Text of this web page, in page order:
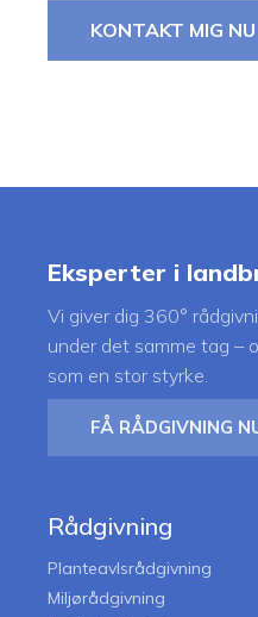
KONTAKT MIG NU
Eksperter i
Vi giver dig 360°
under det samme tag –
som en stor styrke.
FÅ RÅDGIVNING
Rådgivning
Planteavlsrådgivning
Miljørådgivning